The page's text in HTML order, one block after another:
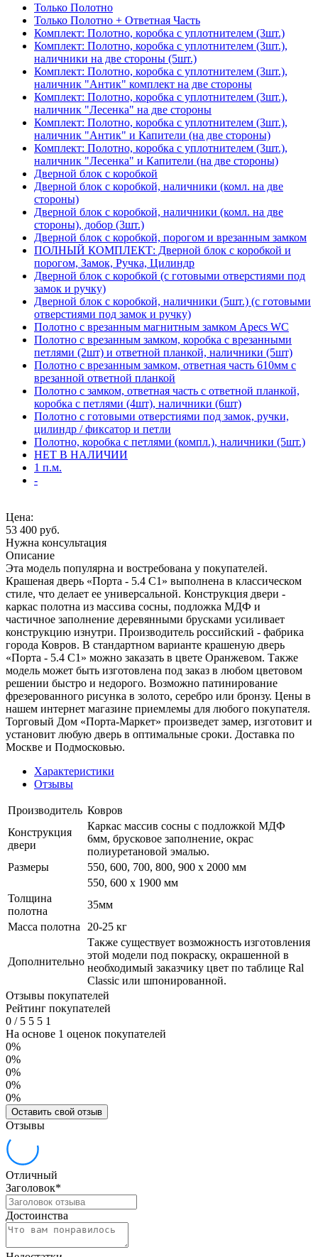
Только Полотно
Только Полотно + Ответная Часть
Комплект: Полотно, коробка с уплотнителем (3шт.)
Комплект: Полотно, коробка с уплотнителем (3шт.),
наличники на две стороны (5шт.)
Комплект: Полотно, коробка с уплотнителем (3шт.),
наличник "Антик" комплект на две стороны
Комплект: Полотно, коробка с уплотнителем (3шт.),
наличник "Лесенка" на две стороны
Комплект: Полотно, коробка с уплотнителем (3шт.),
наличник "Антик" и Капители (на две стороны)
Комплект: Полотно, коробка с уплотнителем (3шт.),
наличник "Лесенка" и Капители (на две стороны)
Дверной блок с коробкой
Дверной блок с коробкой, наличники (комл. на две
стороны)
Дверной блок с коробкой, наличники (комл. на две
стороны), добор (3шт.)
Дверной блок с коробкой, порогом и врезанным замком
ПОЛНЫЙ КОМПЛЕКТ: Дверной блок с коробкой и
порогом, Замок, Ручка, Цилиндр
Дверной блок с коробкой (с готовыми отверстиями под
замок и ручку)
Дверной блок с коробкой, наличники (5шт.) (с готовыми
отверстиями под замок и ручку)
Полотно с врезанным магнитным замком Apecs WC
Полотно с врезанным замком, коробка с врезанными
петлями (2шт) и ответной планкой, наличники (5шт)
Полотно с врезанным замком, ответная часть 610мм с
врезанной ответной планкой
Полотно с замком, ответная часть с ответной планкой,
коробка с петлями (4шт), наличники (6шт)
Полотно с готовыми отверстиями под замок, ручки,
цилиндр / фиксатор и петли
Полотно, коробка с петлями (компл.), наличники (5шт.)
НЕТ В НАЛИЧИИ
1 п.м.
-
Цена:
53 400 руб.
Нужна консультация
Описание
Эта модель популярна и востребована у покупателей.
Крашеная дверь «Порта - 5.4 С1» выполнена в классическом
стиле, что делает ее универсальной. Конструкция двери -
каркас полотна из массива сосны, подложка МДФ и
частичное заполнение деревянными брусками усиливает
конструкцию изнутри. Производитель российский - фабрика
города Ковров. В стандартном варианте крашеную дверь
«Порта - 5.4 С1» можно заказать в цвете Оранжевом. Также
модель может быть изготовлена под заказ в любом цветовом
решении быстро и недорого. Возможно патинирование
фрезерованного рисунка в золото, серебро или бронзу. Цены в
нашем интернет магазине приемлемы для любого покупателя.
Торговый Дом «Порта-Маркет» произведет замер, изготовит и
установит любую дверь в оптимальные сроки. Доставка по
Москве и Подмосковью.
Характеристики
Отзывы
Производитель Ковров
Конструкция
двери
Каркас массив сосны с подложкой МДФ
6мм, брусковое заполнение, окрас
полиуретановой эмалью.
Размеры
550, 600, 700, 800, 900 x 2000 мм
550, 600 х 1900 мм
Толщина
полотна
35мм
Масса полотна
20-25 кг
Дополнительно
Также существует возможность изготовления
этой модели под покраску, окрашенной в
необходимый заказчику цвет по таблице Ral
Classic или шпонированной.
Отзывы покупателей
Рейтинг покупателей
0 /5 5 5 1
На основе 1 оценок покупателей
0%
0%
0%
0%
0%
Оставить свой отзыв
Отзывы
Отличный
Заголовок*
Достоинства